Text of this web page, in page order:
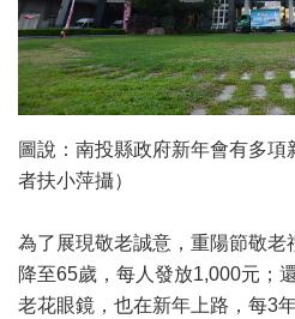
圖說：南投縣政府新年會有多
者扶小萍攝）
為了展現敬老誠意，重陽節敬老
降至65歲，每人發放1,000元；
老花眼鏡，也在新年上路，每3